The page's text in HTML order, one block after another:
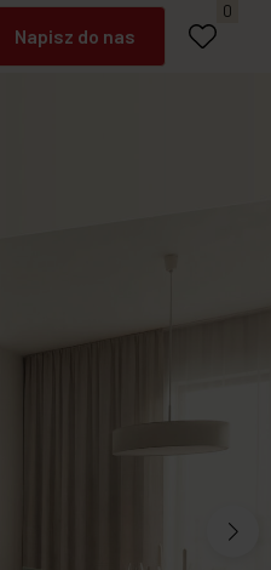
Napisz do nas
Zadzwoń
0